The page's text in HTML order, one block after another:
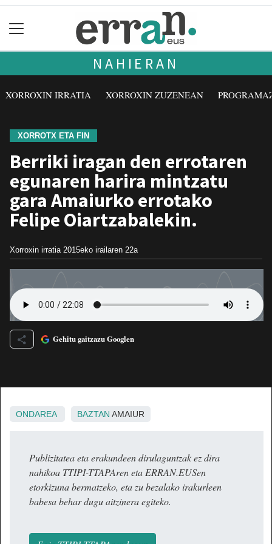
NAHIERAN
XORROXIN IRRATIA XORROXIN ZUZENEAN
XORROTX ETA FIN
Berriki iragan den errotaren
egunaren harira mintzatu
gara Amaiurko errotako
Felipe Oiartzabalekin.
Xorroxin irratia 2015eko irailaren 22a
Gehitu gaitzazu Googlen
ONDAREA BAZTAN AMAIUR
Publizitatea eta erakundeen dirulaguntzak ez dira
nahikoa TTIPI-TTAPAren eta ERRAN.EUSen
etorkizuna bermatzeko, eta zu bezalako irakurleen
babesa behar dugu aitzinera egiteko.